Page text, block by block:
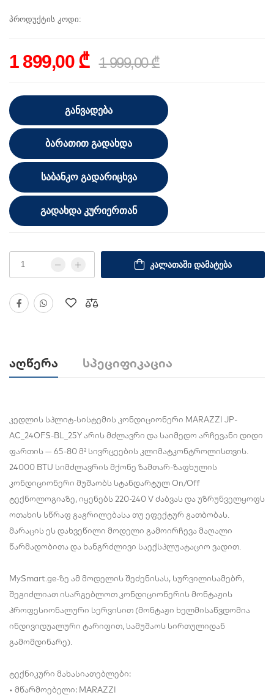
პროდუქტის კოდი:
1 899,00 ₾ 1 999,00 ₾
ᲒᲐᲜᲕᲐᲓᲔᲑᲐ
ᲑᲐᲠᲐᲗᲘᲗ ᲒᲐᲓᲐᲮᲓᲐ
ᲡᲐᲑᲐᲜᲙᲝ ᲒᲐᲓᲐᲠᲘᲪᲮᲕᲐ
ᲒᲐᲓᲐᲮᲓᲐ ᲙᲣᲠᲘᲔᲠᲗᲐᲜ
ᲙᲐᲚᲐᲗᲐᲨᲘ ᲓᲐᲛᲐᲢᲔᲑᲐ
Აღწერა Სპეციფიკაცია
კედლის სპლიტ-სისტემის კონდიციონერი MARAZZI JP-
AC_24OFS-BL_25Y არის მძლავრი და საიმედო არჩევანი დიდი
ფართის — 65-80 მ² სივრცეების კლიმატკონტროლისთვის.
24000 BTU სიმძლავრის მქონე ზამთარ-ზაფხულის
კონდიციონერი მუშაობს სტანდარტულ On/Off
ტექნოლოგიაზე, იყენებს 220-240 V ძაბვას და უზრუნველყოფს
ოთახის სწრაფ გაგრილებასა თუ ეფექტურ გათბობას.
მარაცის ეს დახვეწილი მოდელი გამოირჩევა მაღალი
წარმადობითა და ხანგრძლივი საექსპლუატაციო ვადით.
MySmart.ge-ზე ამ მოდელის შეძენისას, სურვილისამებრ,
შეგიძლიათ ისარგებლოთ კონდიციონერის მონტაჟის
პროფესიონალური სერვისით (მონტაჟი ხელმისაწვდომია
ინდივიდუალური ტარიფით, სამუშაოს სირთულიდან
გამომდინარე).
ტექნიკური მახასიათებლები:
• მწარმოებელი: MARAZZI